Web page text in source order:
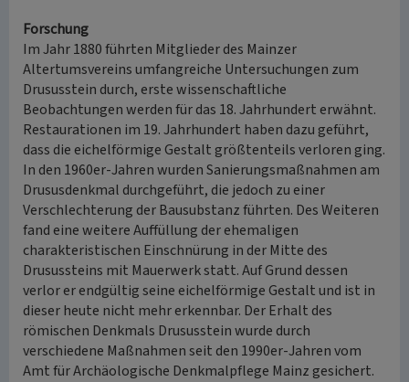
Forschung
Im Jahr 1880 führten Mitglieder des Mainzer
Altertumsvereins umfangreiche Untersuchungen zum
Drususstein durch, erste wissenschaftliche
Beobachtungen werden für das 18. Jahrhundert erwähnt.
Restaurationen im 19. Jahrhundert haben dazu geführt,
dass die eichelförmige Gestalt größtenteils verloren ging.
In den 1960er-Jahren wurden Sanierungsmaßnahmen am
Drususdenkmal durchgeführt, die jedoch zu einer
Verschlechterung der Bausubstanz führten. Des Weiteren
fand eine weitere Auffüllung der ehemaligen
charakteristischen Einschnürung in der Mitte des
Drusussteins mit Mauerwerk statt. Auf Grund dessen
verlor er endgültig seine eichelförmige Gestalt und ist in
dieser heute nicht mehr erkennbar. Der Erhalt des
römischen Denkmals Drususstein wurde durch
verschiedene Maßnahmen seit den 1990er-Jahren vom
Amt für Archäologische Denkmalpflege Mainz gesichert.